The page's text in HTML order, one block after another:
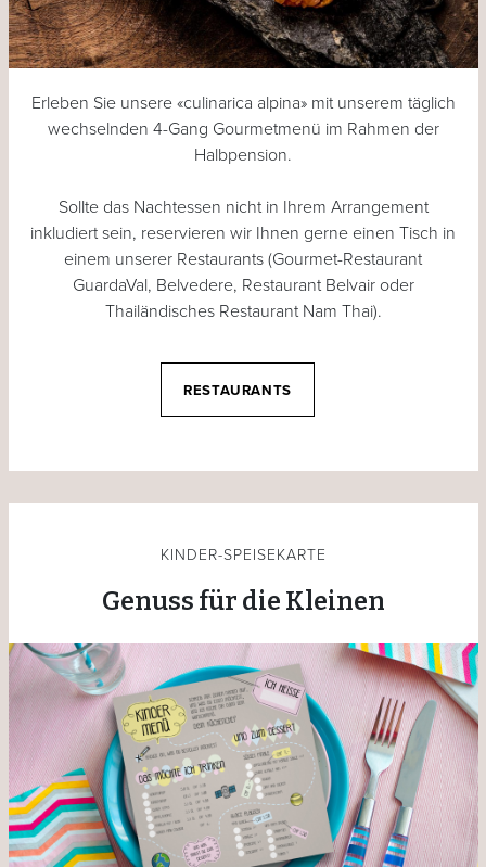
Erleben Sie unsere «culinarica alpina» mit unserem täglich
wechselnden 4-Gang Gourmetmenü im Rahmen der
Halbpension.
Sollte das Nachtessen nicht in Ihrem Arrangement
inkludiert sein, reservieren wir Ihnen gerne einen Tisch in
einem unserer Restaurants (Gourmet-Restaurant
GuardaVal, Belvedere, Restaurant Belvair oder
Thailändisches Restaurant Nam Thai).
RESTAURANTS
KINDER-SPEISEKARTE
Genuss für die Kleinen